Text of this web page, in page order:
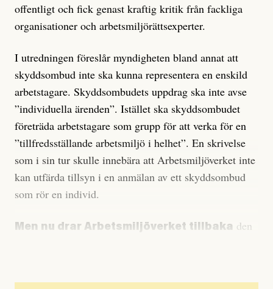
offentligt och fick genast kraftig kritik från fackliga
organisationer och arbetsmiljörättsexperter.
I utredningen föreslår myndigheten bland annat att
skyddsombud inte ska kunna representera en enskild
arbetstagare. Skyddsombudets uppdrag ska inte avse
”individuella ärenden”. Istället ska skyddsombudet
företräda arbetstagare som grupp för att verka för en
”tillfredsställande arbetsmiljö i helhet”. En skrivelse
som i sin tur skulle innebära att Arbetsmiljöverket inte
kan utfärda tillsyn i en anmälan av ett skyddsombud
som rör en individ.
Men nu drar Arbetsmiljöverket tillbaka den